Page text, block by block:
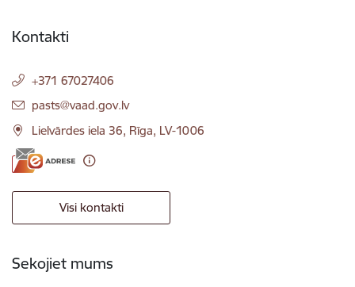
Kontakti
+371 67027406
E-pasts:
pasts@vaad.gov.lv
Lielvārdes iela 36, Rīga, LV-1006
Visi kontakti
Sekojiet mums